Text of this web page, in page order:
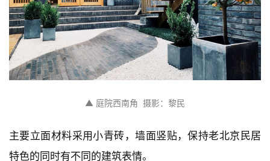
建
筑
设
▲ 庭院西南角  摄影：黎民
主要立面材料采用小青砖，墙面竖贴，保持老北京民居
特色的同时有不同的建筑表情。